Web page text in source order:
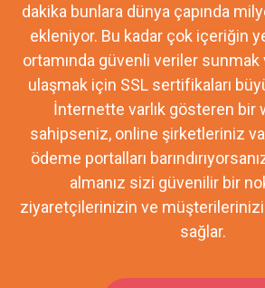
dakika bunlara dünya çapında
ekleniyor. Bu kadar çok içeriğin
ortamında güvenli veriler
ulaşmak için SSL sertifikaları
İnternette varlık gösteren bir
sahipseniz, online şirketleriniz
ödeme portalları
almanız sizi güvenilir bir
ziyaretçilerinizin ve
sağlar.